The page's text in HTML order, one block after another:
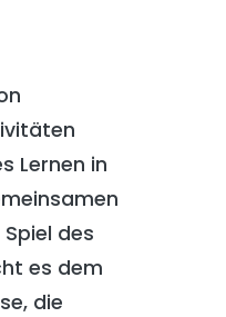
Lernen in
des
es dem
die